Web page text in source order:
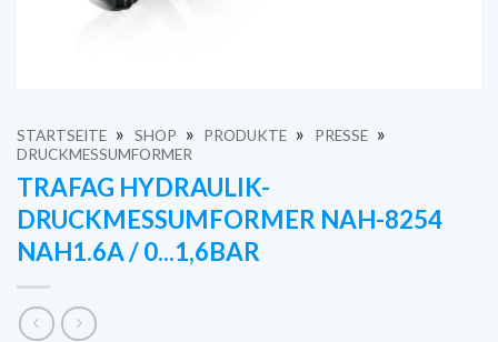
STARTSEITE » SHOP » PRODUKTE » PRESSE »
DRUCKMESSUMFORMER
TRAFAG HYDRAULIK-
DRUCKMESSUMFORMER NAH-8254
NAH1.6A / 0...1,6BAR